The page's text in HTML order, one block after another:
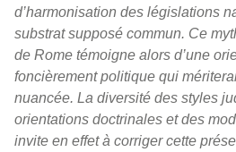
d’harmonisation des législations
substrat supposé commun. Ce
de Rome témoigne alors d’une
foncièrement politique qui
nuancée. La diversité des styles
orientations doctrinales et des
invite en effet à corriger cette